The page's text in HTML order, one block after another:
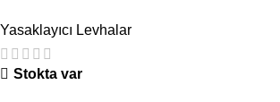
Yasaklayıcı Levhalar
Stokta var